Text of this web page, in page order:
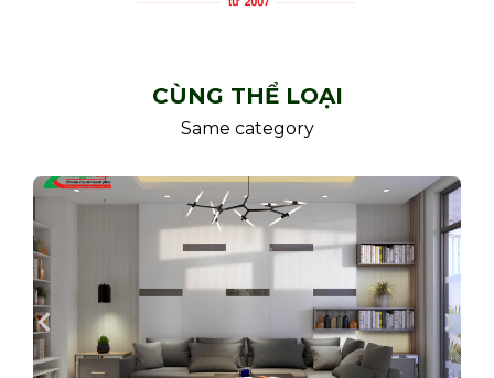
CÙNG THỂ LOẠI
Same category